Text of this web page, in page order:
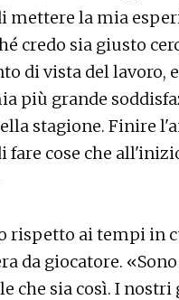
mettere la mia
credo sia giusto
di vista del lavoro,
più grande
stagione. Finire
fare cose che
rispetto ai tempi in
da giocatore.
che sia così. I nostri